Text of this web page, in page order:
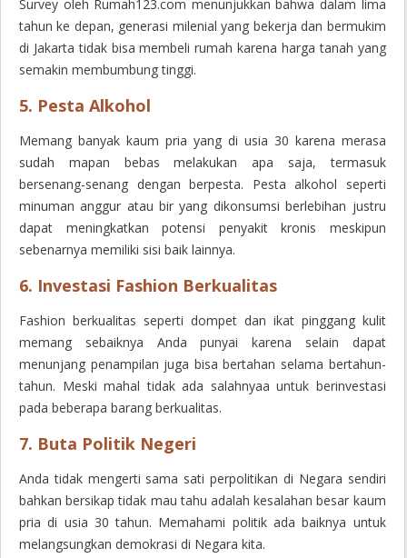
Survey oleh Rumah123.com menunjukkan bahwa dalam lima
tahun ke depan, generasi milenial yang bekerja dan bermukim
di Jakarta tidak bisa membeli rumah karena harga tanah yang
semakin membumbung tinggi.
5. Pesta Alkohol
Memang banyak kaum pria yang di usia 30 karena merasa
sudah mapan bebas melakukan apa saja, termasuk
bersenang-senang dengan berpesta. Pesta alkohol seperti
minuman anggur atau bir yang dikonsumsi berlebihan justru
dapat meningkatkan potensi penyakit kronis meskipun
sebenarnya memiliki sisi baik lainnya.
6. Investasi Fashion Berkualitas
Fashion berkualitas seperti dompet dan ikat pinggang kulit
memang sebaiknya Anda punyai karena selain dapat
menunjang penampilan juga bisa bertahan selama bertahun-
tahun. Meski mahal tidak ada salahnyaa untuk berinvestasi
pada beberapa barang berkualitas.
7. Buta Politik Negeri
Anda tidak mengerti sama sati perpolitikan di Negara sendiri
bahkan bersikap tidak mau tahu adalah kesalahan besar kaum
pria di usia 30 tahun. Memahami politik ada baiknya untuk
melangsungkan demokrasi di Negara kita.